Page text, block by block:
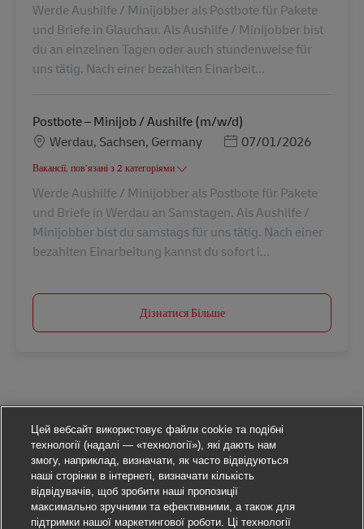
Werde Aushilfe / Minijobber als Postbote für Pakete
und Briefe in Glauchau. Als Aushilfe / Minijobber bist
du an einzelnen Tagen oder auch stundenweise für
uns tätig. Nach einer bezahlten Einarbeit...
Postbote – Minijob / Aushilfe (m/w/d)
Місцезнаходження
Werdau, Sachsen, Germany Posted Date
07/01/2026
Вакансії, пов’язані з 2 категоріями
Werde Aushilfe / Minijobber als Postbote für Pakete
und Briefe in Werdau an Samstagen. Als Aushilfe /
Minijobber bist du samstags für uns tätig. Nach einer
bezahlten Einarbeitung kannst du sofort i...
Дізнатися Більше
Цей вебсайт використовує файли cookie та подібні
технології (надалі — «технології»), які дають нам
змогу, наприклад, визначати, як часто відвідуються
наші сторінки в інтернеті, визначати кількість
відвідувачів, щоб зробити наші пропозиції
максимально зручними та ефективними, а також для
підтримки нашої маркетингової роботи. Ці технології